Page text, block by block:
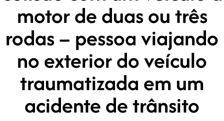
motor de duas ou três
rodas – pessoa viajando
no exterior do veículo
traumatizada em um
acidente de trânsito